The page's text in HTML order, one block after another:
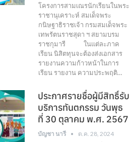
โครงการสามเณรนักเรียนในพระ
ราชานุเคราะห์ สมเด็จพระ
กนิษฐาธิราชเจ้า กรมสมเด็จพระ
เทพรัตนราชสุดา ฯ สยามบรม
ราชกุมารี ในแต่ละภาค
เรียน นิสิตทุนจะต้องส่งเอกสาร
รายงานความก้าวหน้าในการ
เรียน รายงาน ความประพฤติ…
ประกาศรายชื่อผู้มีสิทธิ์รับ
บริการทันตกรรม วันพุธ
ที่ 30 ตุลาคม พ.ศ. 2567
บัญชา นารี ต.ค. 28, 2024